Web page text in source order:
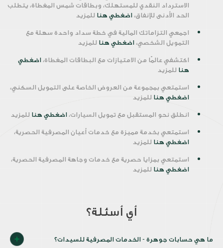
الاسترداد النقدي للمستهلك، وبطاقات شمس المغطاة، يتطلب
الحد الأدنى للإنفاق، اضغطي هنا للمزيد
اجمعي التزاماتك المالية في خطة سداد واحدة سهلة مع
التمويل الشخصي، اضغطي هنا للمزيد
اكتشفي عالمًا من الامتيازات مع البطاقات المغطاة، اضغطي
هنا للمزيد
استمتعي بمجموعة من العروض الخاصة على التمويل السكني،
اضغطي هنا للمزيد
انطلق نحو المستقبل مع تمويل السيارات، اضغطي هنا للمزيد
استمتعي بخدمة مميزة مع خدمات أعيان المصرفية الحصرية،
اضغطي هنا للمزيد
استمتعي بمزايا حصرية مع خدمات وجاهة المصرفية الحصرية،
اضغطي هنا للمزيد
أي أسئلة؟
ما هي حسابات جوهرة - الخدمات المصرفية للسيدات؟